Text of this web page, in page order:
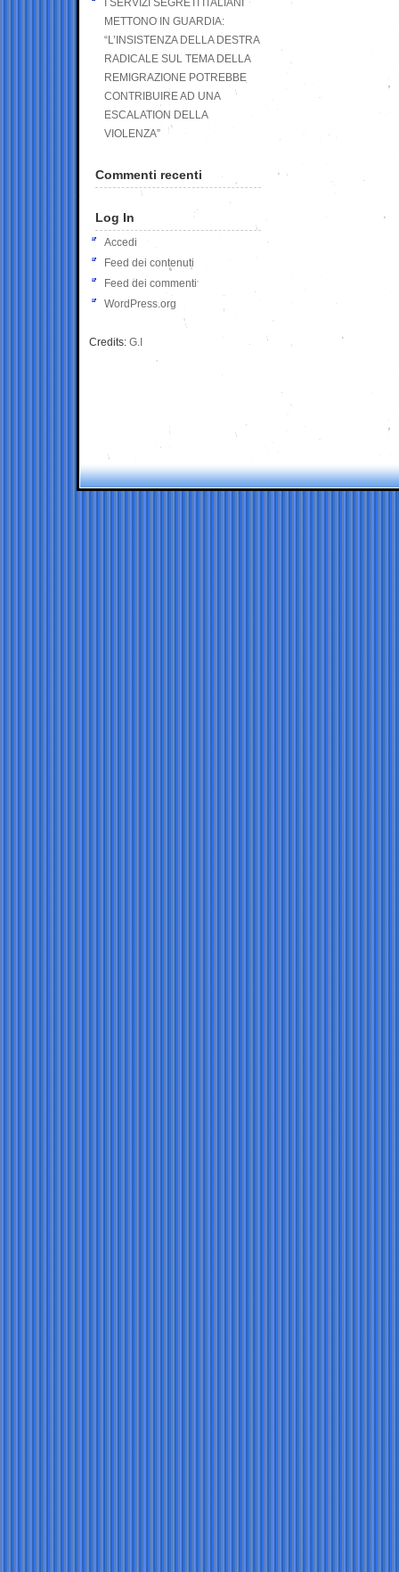
I SERVIZI SEGRETI ITALIANI
METTONO IN GUARDIA:
“L’INSISTENZA DELLA DESTRA
RADICALE SUL TEMA DELLA
REMIGRAZIONE POTREBBE
CONTRIBUIRE AD UNA
ESCALATION DELLA
VIOLENZA”
Commenti recenti
Log In
Accedi
Feed dei contenuti
Feed dei commenti
WordPress.org
Credits: G.I